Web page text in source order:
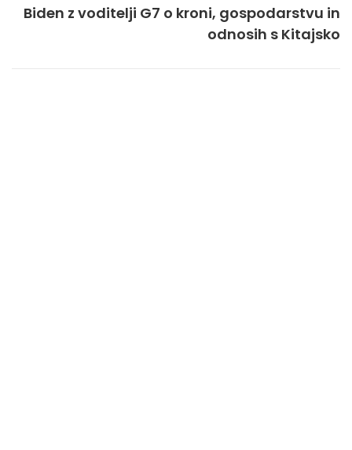
Biden z voditelji G7 o kroni, gospodarstvu in
odnosih s Kitajsko